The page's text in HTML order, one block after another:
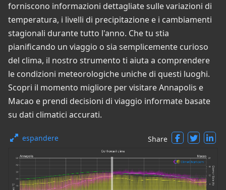
forniscono informazioni dettagliate sulle variazioni di
temperatura, i livelli di precipitazione e i cambiamenti
stagionali durante tutto l'anno. Che tu stia
pianificando un viaggio o sia semplicemente curioso
del clima, il nostro strumento ti aiuta a comprendere
le condizioni meteorologiche uniche di questi luoghi.
Scopri il momento migliore per visitare Annapolis e
Macao e prendi decisioni di viaggio informate basate
su dati climatici accurati.
espandere Share